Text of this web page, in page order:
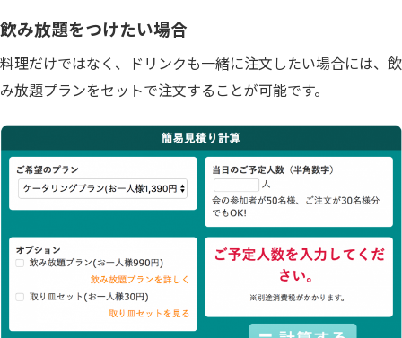
飲み放題をつけたい場合
料理だけではなく、ドリンクも一緒に注文したい場合には、飲
み放題プランをセットで注文することが可能です。